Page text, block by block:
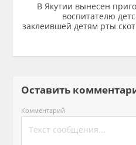
В Якутии вынесен
воспитателю
заклеившей детям рты
Оставить
Комментарий